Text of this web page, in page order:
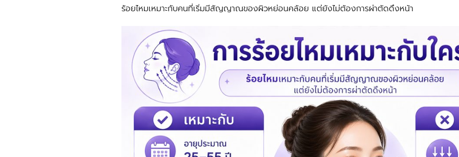
ร้อยไหมเหมาะกับคนที่เริ่มมีสัญญาณของผิวหย่อนคล้อย แต่ยังไม่ต้องการผ่าตัดดึงหน้า